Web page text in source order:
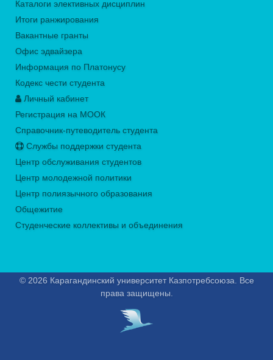
Каталоги элективных дисциплин
Итоги ранжирования
Вакантные гранты
Офис эдвайзера
Информация по Платонусу
Кодекс чести студента
Личный кабинет
Регистрация на МООК
Справочник-путеводитель студента
Службы поддержки студента
Центр обслуживания студентов
Центр молодежной политики
Центр полиязычного образования
Общежитие
Студенческие коллективы и объединения
© 2026 Карагандинский университет Казпотребсоюза. Все
права защищены.